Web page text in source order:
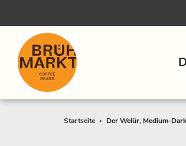
Startseite › Der Welür, Medium-